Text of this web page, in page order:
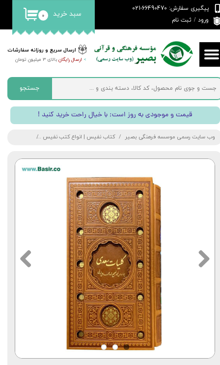
ارسال سریع و روزانه سفارشات
> ارسال رایگانبالای 3 میلیون تومان
پیگیری سفارش: 66490470-021
ورود / ثبت نام
حساب کاربری من
تغییر گذر واژه
سفارشات
خروج از حساب کاربری
۰ سبد خرید
جستجو
! قیمت و موجودی به روز است; با خیال راحت خرید کنید
وب سایت رسمی موسسه فرهنگی بصیر کتاب نفیس | انواع کتب نفیس